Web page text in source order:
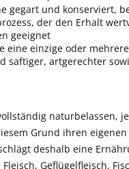
gegart und konserviert,
der den Erhalt
geeignet
eine einzige oder
saftiger, artgerechter
naturbelassen,
Grund ihren
deshalb eine
Geflügelfleisch,